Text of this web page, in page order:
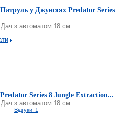
у Джунглях Predator Series
Дач з автоматом 18 см
Series 8 Jungle Extraction...
Дач з автоматом 18 см
Відгуки: 1